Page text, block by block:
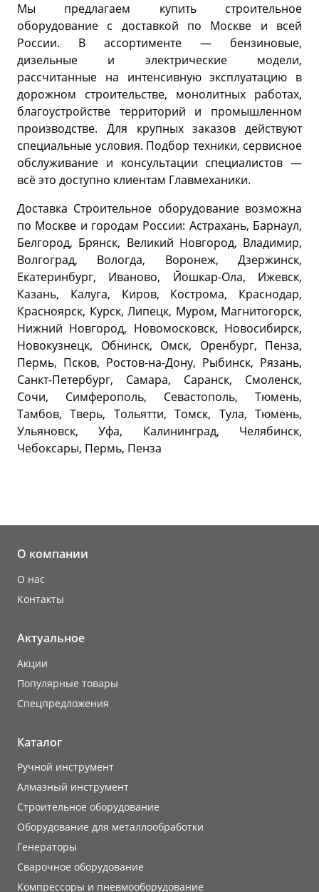
Мы предлагаем купить строительное
оборудование с доставкой по Москве и всей
России. В ассортименте — бензиновые,
дизельные и электрические модели,
рассчитанные на интенсивную эксплуатацию в
дорожном строительстве, монолитных работах,
благоустройстве территорий и промышленном
производстве. Для крупных заказов действуют
специальные условия. Подбор техники, сервисное
обслуживание и консультации специалистов —
всё это доступно клиентам Главмеханики.
Доставка Строительное оборудование возможна
по Москве и городам России: Астрахань, Барнаул,
Белгород, Брянск, Великий Новгород, Владимир,
Волгоград, Вологда, Воронеж, Дзержинск,
Екатеринбург, Иваново, Йошкар-Ола, Ижевск,
Казань, Калуга, Киров, Кострома, Краснодар,
Красноярск, Курск, Липецк, Муром, Магнитогорск,
Нижний Новгород, Новомосковск, Новосибирск,
Новокузнецк, Обнинск, Омск, Оренбург, Пенза,
Пермь, Псков, Ростов-на-Дону, Рыбинск, Рязань,
Санкт-Петербург, Самара, Саранск, Смоленск,
Сочи, Симферополь, Севастополь, Тюмень,
Тамбов, Тверь, Тольятти, Томск, Тула, Тюмень,
Ульяновск, Уфа, Калининград, Челябинск,
Чебоксары, Пермь, Пенза
О компании
О нас
Контакты
Актуальное
Акции
Популярные товары
Cпецпредложения
Каталог
Ручной инструмент
Алмазный инструмент
Строительное оборудование
Оборудование для металлообработки
Генераторы
Сварочное оборудование
Компрессоры и пневмооборудование